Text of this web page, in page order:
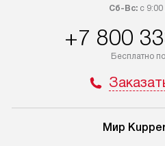
Сб-Вс:с 9:00
+7 800
Бесплатно
Мир